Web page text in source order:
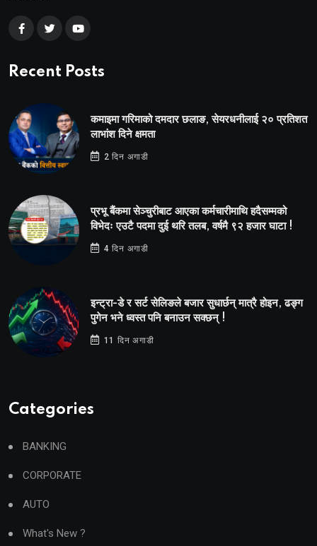
Recent Posts
कमाइमा गरिमाको दमदार छलाङ, सेयरधनीलाई २० प्रतिशत
लाभांश दिने क्षमता
2 दिन अगाडी
प्रभू बैंकमा सेञ्चुरीबाट आएका कर्मचारीमाथि हदैसम्मको
विभेदः एउटै पदमा दुई थरि तलब, वर्षमै ९२ हजार घाटा !
4 दिन अगाडी
इन्ट्रा-डे र सर्ट सेलिङले बजार सुधार्छन् मात्रै होइन, ढङ्ग
पुगेन भने ध्वस्त पनि बनाउन सक्छन् !
11 दिन अगाडी
Categories
BANKING
CORPORATE
AUTO
What's New ?